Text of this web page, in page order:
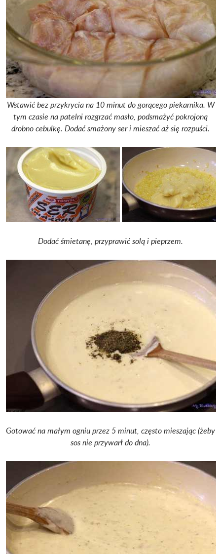
Wstawić bez przykrycia na 10 minut do gorącego piekarnika. W
tym czasie na patelni rozgrzać masło, podsmażyć pokrojoną
drobno cebulkę. Dodać smażony ser i mieszać aż się rozpuści.
Dodać śmietanę, przyprawić solą i pieprzem.
Gotować na małym ogniu przez 5 minut, często mieszając (żeby
sos nie przywarł do dna).